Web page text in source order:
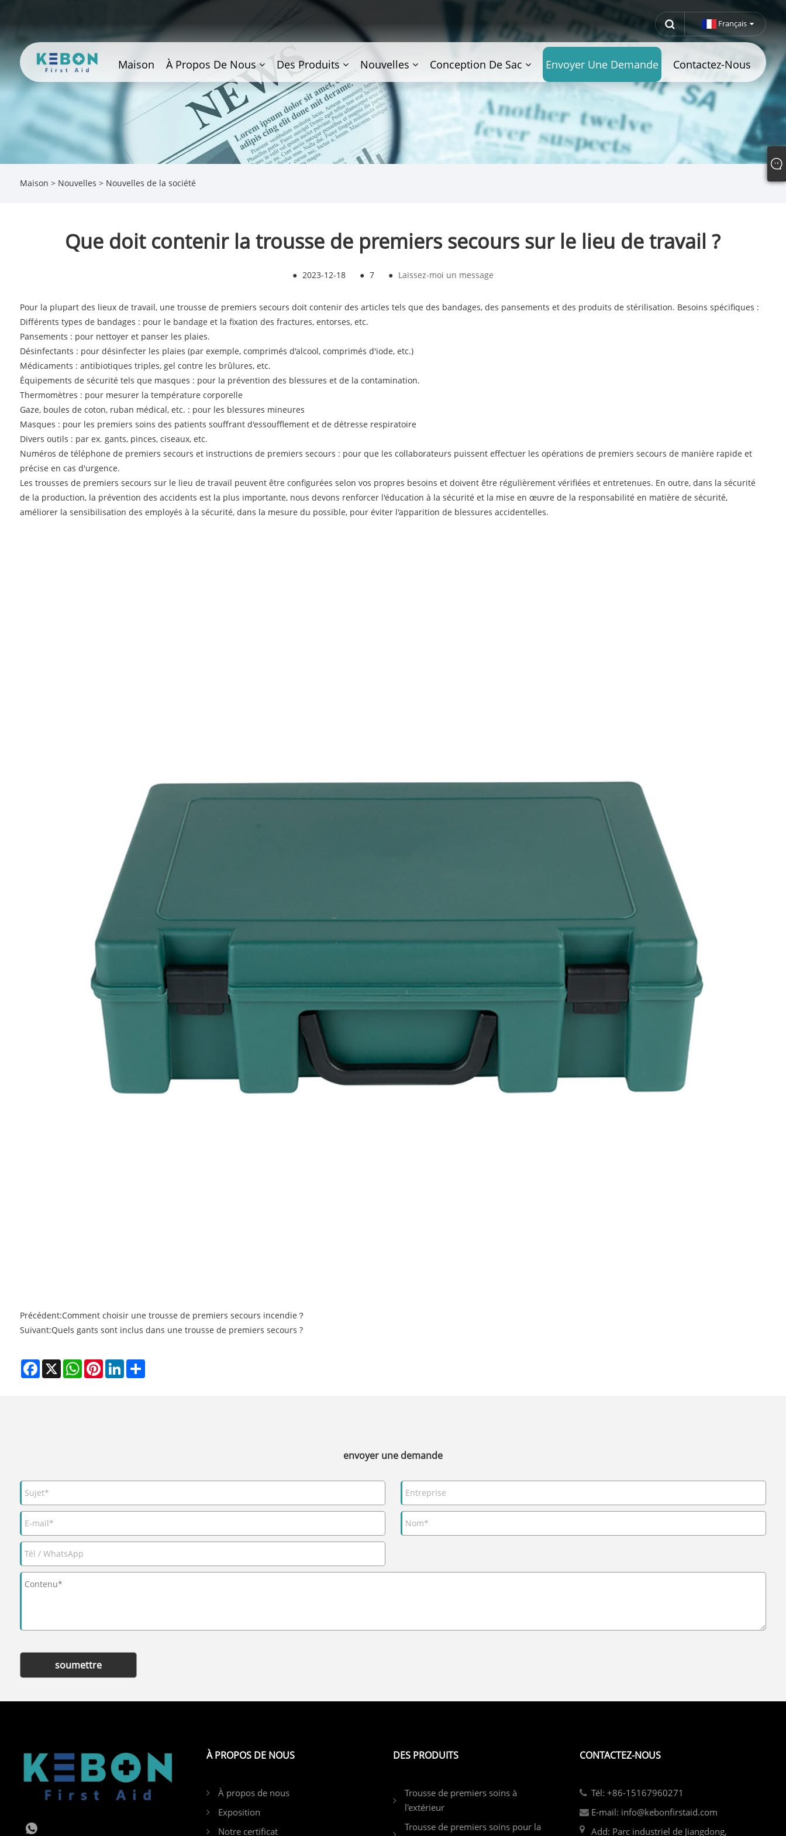
Français
Maison À Propos De Nous Des Produits Nouvelles Conception De Sac Envoyer Une Demande Contactez-Nous
Maison > Nouvelles > Nouvelles de la société
Que doit contenir la trousse de premiers secours sur le lieu de travail ?
● 2023-12-18 ● 7 ● Laissez-moi un message
Pour la plupart des lieux de travail, une trousse de premiers secours doit contenir des articles tels que des bandages, des pansements et des produits de stérilisation. Besoins spécifiques :
Différents types de bandages : pour le bandage et la fixation des fractures, entorses, etc.
Pansements : pour nettoyer et panser les plaies.
Désinfectants : pour désinfecter les plaies (par exemple, comprimés d'alcool, comprimés d'iode, etc.)
Médicaments : antibiotiques triples, gel contre les brûlures, etc.
Équipements de sécurité tels que masques : pour la prévention des blessures et de la contamination.
Thermomètres : pour mesurer la température corporelle
Gaze, boules de coton, ruban médical, etc. : pour les blessures mineures
Masques : pour les premiers soins des patients souffrant d'essoufflement et de détresse respiratoire
Divers outils : par ex. gants, pinces, ciseaux, etc.
Numéros de téléphone de premiers secours et instructions de premiers secours : pour que les collaborateurs puissent effectuer les opérations de premiers secours de manière rapide et
précise en cas d'urgence.
Les trousses de premiers secours sur le lieu de travail peuvent être configurées selon vos propres besoins et doivent être régulièrement vérifiées et entretenues. En outre, dans la sécurité
de la production, la prévention des accidents est la plus importante, nous devons renforcer l'éducation à la sécurité et la mise en œuvre de la responsabilité en matière de sécurité,
améliorer la sensibilisation des employés à la sécurité, dans la mesure du possible, pour éviter l'apparition de blessures accidentelles.
Précédent:Comment choisir une trousse de premiers secours incendie？
Suivant:Quels gants sont inclus dans une trousse de premiers secours ?
Facebook
X WhatsAppPinterestLinkedInShare
envoyer une demande
soumettre
À PROPOS DE NOUS
À propos de nous
Exposition
Notre certificat
DES PRODUITS
Trousse de premiers soins à
l'extérieur
Trousse de premiers soins pour la
CONTACTEZ-NOUS
Tél: +86-15167960271
E-mail: info@kebonfirstaid.com
Add: Parc industriel de Jiangdong,